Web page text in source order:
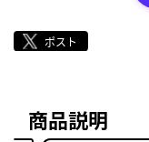
商品説明